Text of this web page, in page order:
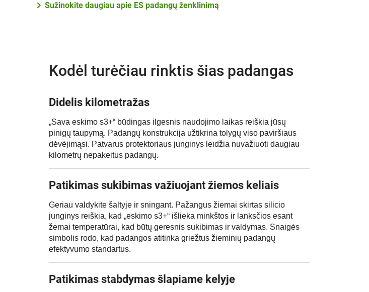
Sužinokite daugiau apie ES padangų ženklinimą
Kodėl turėčiau rinktis šias padangas
Didelis kilometražas
„Sava eskimo s3+“ būdingas ilgesnis naudojimo laikas reiškia jūsų
pinigų taupymą. Padangų konstrukcija užtikrina tolygų viso paviršiaus
dėvėjimąsi. Patvarus protektoriaus junginys leidžia nuvažiuoti daugiau
kilometrų nepakeitus padangų.
Patikimas sukibimas važiuojant žiemos keliais
Geriau valdykite šaltyje ir sningant. Pažangus žiemai skirtas silicio
junginys reiškia, kad „eskimo s3+“ išlieka minkštos ir lanksčios esant
žemai temperatūrai, kad būtų geresnis sukibimas ir valdymas. Snaigės
simbolis rodo, kad padangos atitinka griežtus žieminių padangų
efektyvumo standartus.
Patikimas stabdymas šlapiame kelyje